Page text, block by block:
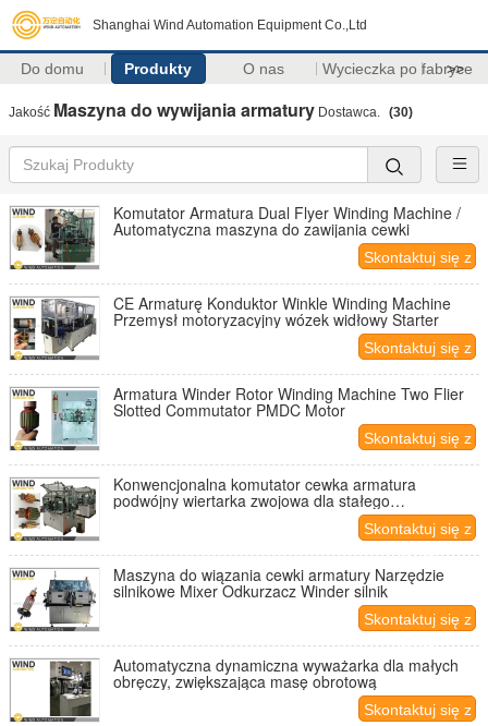
Shanghai Wind Automation Equipment Co.,Ltd
Do domu Produkty O nas Wycieczka po fabryce
>>
Jakość Maszyna do wywijania armatury Dostawca. (30)
Komutator Armatura Dual Flyer Winding Machine /
Automatyczna maszyna do zawijania cewki
Skontaktuj się z
nami
CE Armaturę Konduktor Winkle Winding Machine
Przemysł motoryzacyjny wózek widłowy Starter
Skontaktuj się z
nami
Armatura Winder Rotor Winding Machine Two Flier
Slotted Commutator PMDC Motor
Skontaktuj się z
nami
Konwencjonalna komutator cewka armatura
podwójny wiertarka zwojowa dla stałego
magnesowego silnika prądu stałego
Skontaktuj się z
nami
Maszyna do wiązania cewki armatury Narzędzie
silnikowe Mixer Odkurzacz Winder silnik
Skontaktuj się z
nami
Automatyczna dynamiczna wyważarka dla małych
obręczy, zwiększająca masę obrotową
Skontaktuj się z